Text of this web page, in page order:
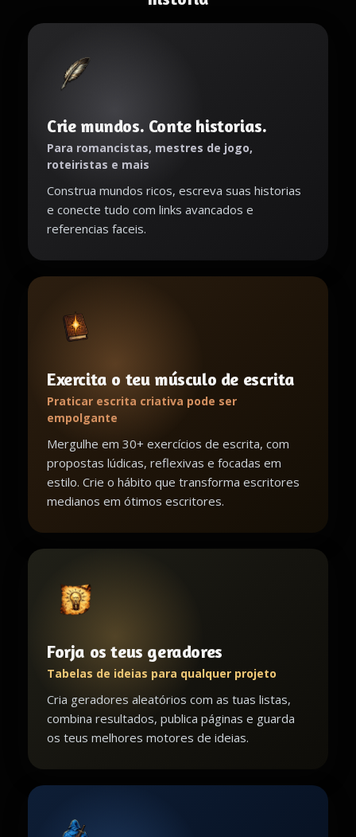
Crie mundos. Conte historias.
Para romancistas, mestres de jogo,
roteiristas e mais
Construa mundos ricos, escreva suas historias
e conecte tudo com links avancados e
referencias faceis.
Exercita o teu músculo de escrita
Praticar escrita criativa pode ser
empolgante
Mergulhe em 30+ exercícios de escrita, com
propostas lúdicas, reflexivas e focadas em
estilo. Crie o hábito que transforma escritores
medianos em ótimos escritores.
Forja os teus geradores
Tabelas de ideias para qualquer projeto
Cria geradores aleatórios com as tuas listas,
combina resultados, publica páginas e guarda
os teus melhores motores de ideias.